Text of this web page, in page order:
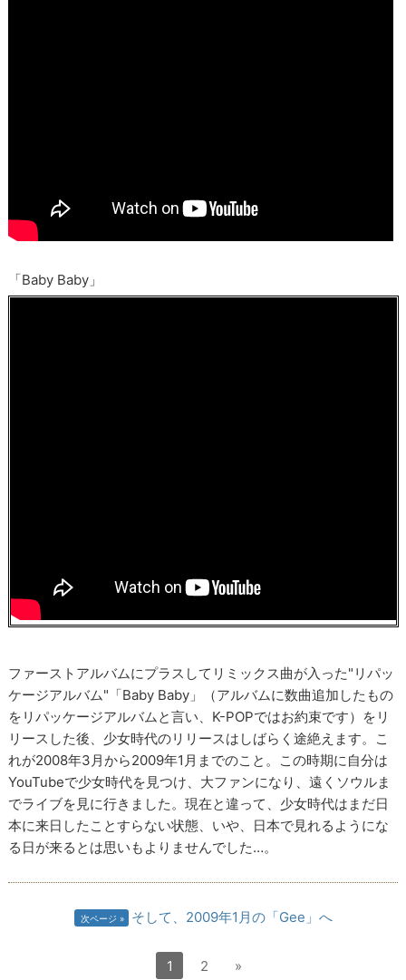
「Baby Baby」
ファーストアルバムにプラスしてリミックス曲が入った"リパッ
ケージアルバム"「Baby Baby」（アルバムに数曲追加したもの
をリパッケージアルバムと言い、K-POPではお約束です）をリ
リースした後、少女時代のリリースはしばらく途絶えます。こ
れが2008年3月から2009年1月までのこと。この時期に自分は
YouTubeで少女時代を見つけ、大ファンになり、遠くソウルま
でライブを見に行きました。現在と違って、少女時代はまだ日
本に来日したことすらない状態、いや、日本で見れるようにな
る日が来るとは思いもよりませんでした…。
次ページ そして、2009年1月の「Gee」へ
1 2 »